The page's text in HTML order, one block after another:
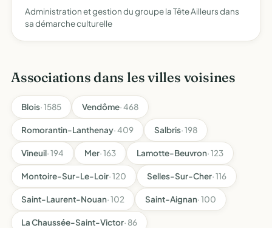
Administration et gestion du groupe la Tête Ailleurs dans
sa démarche culturelle
Associations dans les villes voisines
Blois· 1585 Vendôme· 468
Romorantin-Lanthenay· 409 Salbris· 198
Vineuil· 194 Mer· 163 Lamotte-Beuvron· 123
Montoire-Sur-Le-Loir· 120 Selles-Sur-Cher· 116
Saint-Laurent-Nouan· 102 Saint-Aignan· 100
La Chaussée-Saint-Victor· 86